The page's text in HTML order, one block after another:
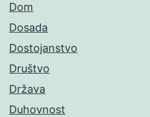
Dom
Dosada
Dostojanstvo
Društvo
Država
Duhovnost